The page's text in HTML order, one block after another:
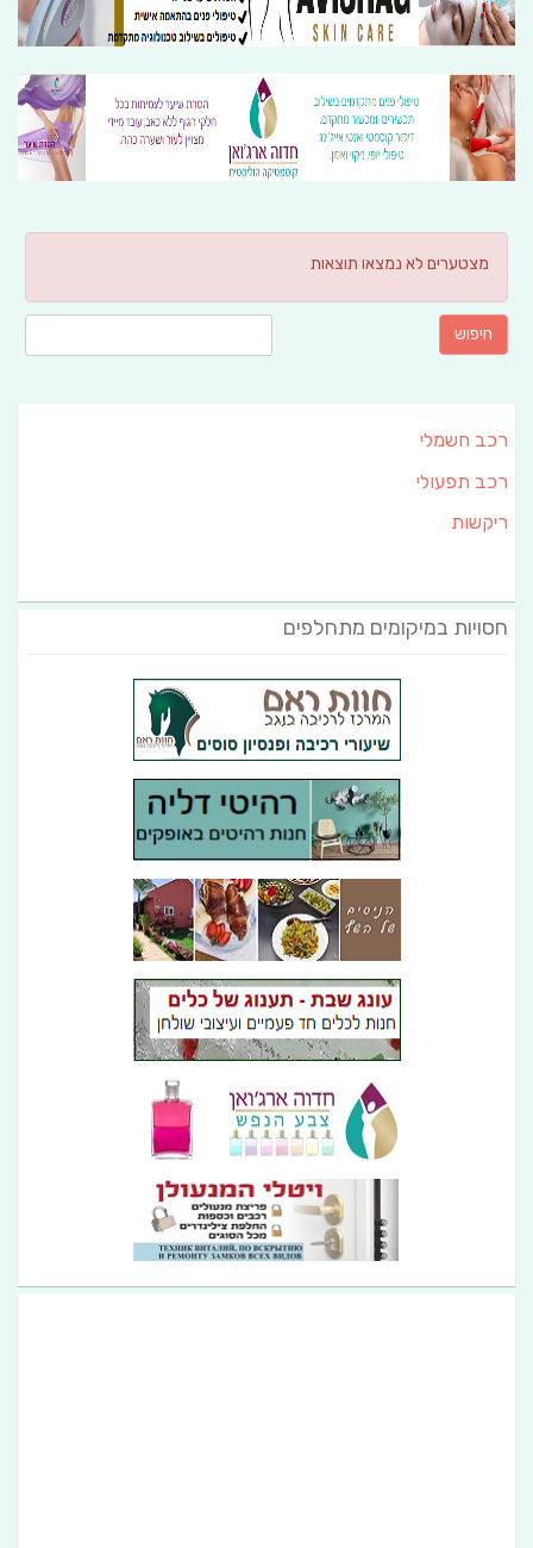
מצטערים לא נמצאו תוצאות
חיפוש:
רכב חשמלי
רכב תפעולי
ריקשות
חסויות במיקומים מתחלפים